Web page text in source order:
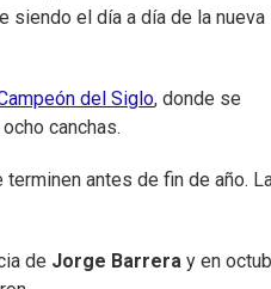
siendo el día a día de la nueva
del Siglo, donde se
canchas.
antes de fin de año.
de Jorge Barrera y en